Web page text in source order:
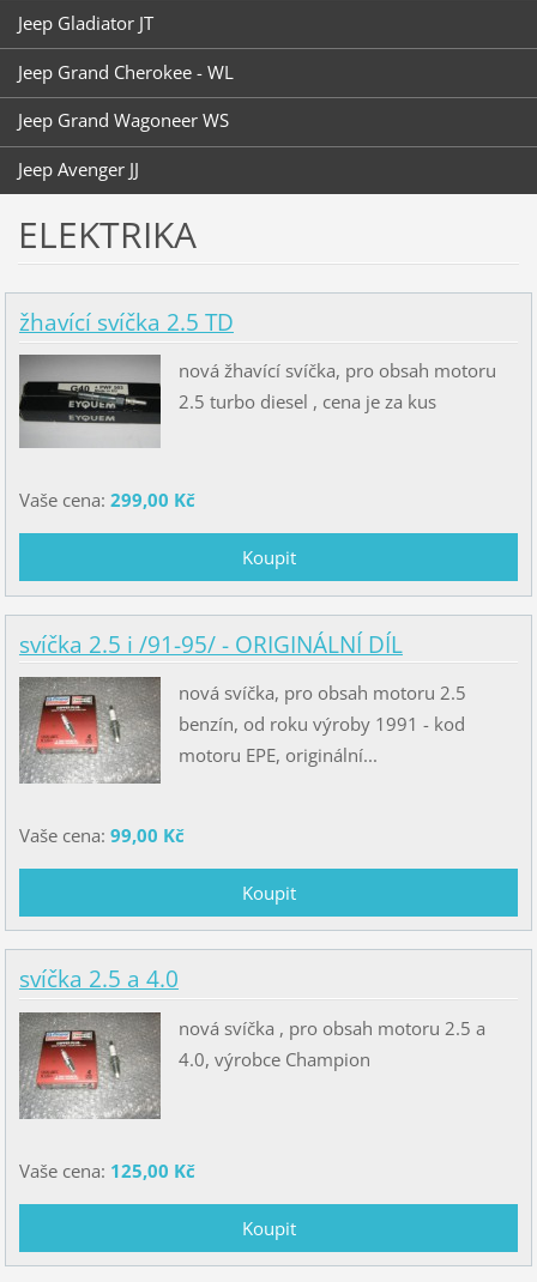
Jeep Gladiator JT
Jeep Grand Cherokee - WL
Jeep Grand Wagoneer WS
Jeep Avenger JJ
ELEKTRIKA
žhavící svíčka 2.5 TD
nová žhavící svíčka, pro obsah motoru
2.5 turbo diesel , cena je za kus
Vaše cena: 299,00 Kč
svíčka 2.5 i /91-95/ - ORIGINÁLNÍ DÍL
nová svíčka, pro obsah motoru 2.5
benzín, od roku výroby 1991 - kod
motoru EPE, originální...
Vaše cena: 99,00 Kč
svíčka 2.5 a 4.0
nová svíčka , pro obsah motoru 2.5 a
4.0, výrobce Champion
Vaše cena: 125,00 Kč